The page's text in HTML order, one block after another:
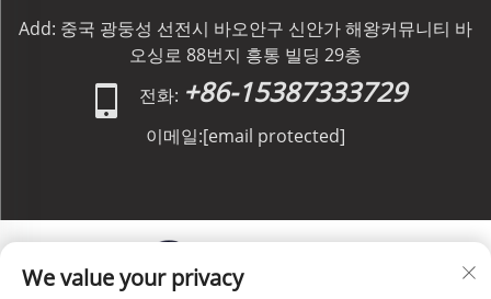
Add: 중국 광둥성 선전시 바오안구 신안가 해왕커뮤니티 바
오싱로 88번지 흥통 빌딩 29층
전화: +86-15387333729
이메일:[email protected]
We value your privacy